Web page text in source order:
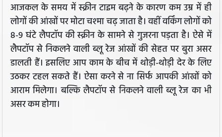
आजकल के समय में स्क्रीन टाइम बढ़ने के कारण कम उम्र में ही
लोगों की आंखों पर मोटा चश्मा चढ़ जाता है। वहीं वर्किंग लोगों को
8-9 घंटे लैपटॉप की स्क्रीन के सामने से गुजरना पड़ता है। ऐसे में
लैपटॉप से निकलने वाली ब्लू रेज आंखों की सेहत पर बुरा असर
डालती हैं। इसलिए आप काम के बीच में थोड़ी-थोड़ी देर के लिए
उठकर टहल सकते हैं। ऐसा करने से ना सिर्फ आपकी आंखों को
आराम मिलेगा। बल्कि लैपटॉप से निकलने वाली ब्लू रेज का भी
असर कम होगा।